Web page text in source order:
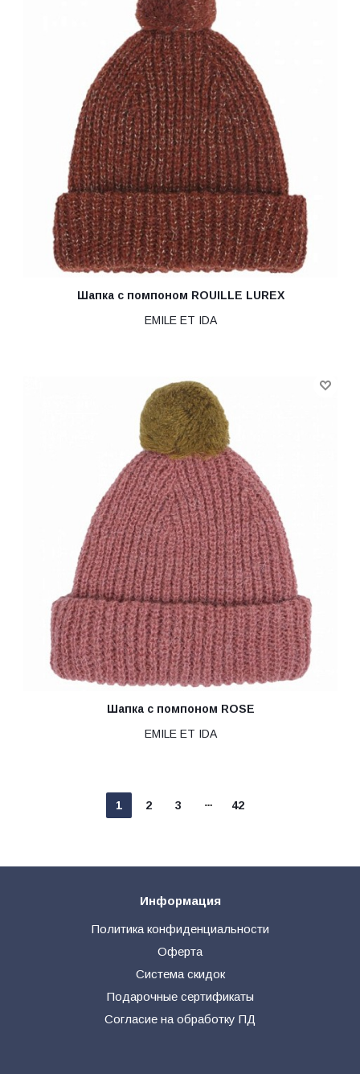
Шапка с помпоном ROUILLE LUREX
EMILE ET IDA
Шапка с помпоном ROSE
EMILE ET IDA
1 2 3 42
Информация
Политика конфиденциальности
Оферта
Система скидок
Подарочные сертификаты
Согласие на обработку ПД